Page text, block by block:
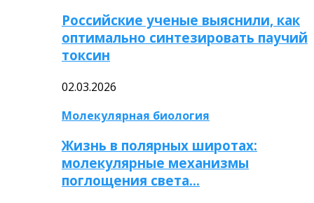
Российские ученые выяснили, как
оптимально синтезировать паучий
токсин
02.03.2026
Молекулярная биология
Жизнь в полярных широтах:
молекулярные механизмы
поглощения света…